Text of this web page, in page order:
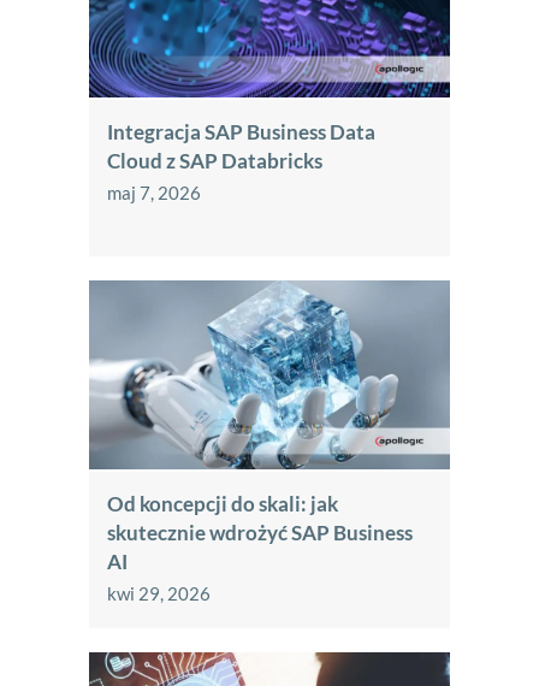
Integracja SAP Business Data
Cloud z SAP Databricks
maj 7, 2026
Od koncepcji do skali: jak
skutecznie wdrożyć SAP Business
AI
kwi 29, 2026